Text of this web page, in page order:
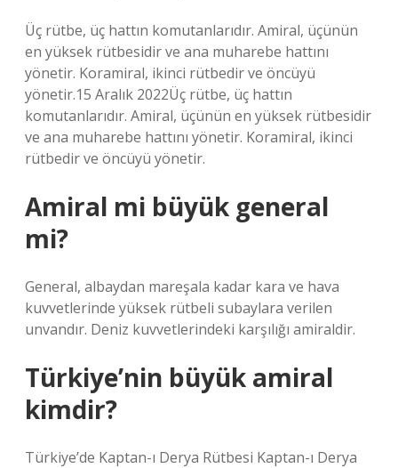
Üç rütbe, üç hattın komutanlarıdır. Amiral, üçünün
en yüksek rütbesidir ve ana muharebe hattını
yönetir. Koramiral, ikinci rütbedir ve öncüyü
yönetir.15 Aralık 2022Üç rütbe, üç hattın
komutanlarıdır. Amiral, üçünün en yüksek rütbesidir
ve ana muharebe hattını yönetir. Koramiral, ikinci
rütbedir ve öncüyü yönetir.
Amiral mi büyük general
mi?
General, albaydan mareşala kadar kara ve hava
kuvvetlerinde yüksek rütbeli subaylara verilen
unvandır. Deniz kuvvetlerindeki karşılığı amiraldir.
Türkiye’nin büyük amiral
kimdir?
Türkiye’de Kaptan-ı Derya Rütbesi Kaptan-ı Derya